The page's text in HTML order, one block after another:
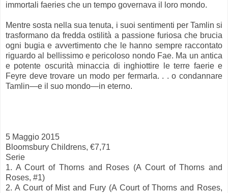
immortali faeries che un tempo governava il loro mondo.
Mentre sosta nella sua tenuta, i suoi sentimenti per Tamlin si
trasformano da fredda ostilità a passione furiosa che brucia
ogni bugia e avvertimento che le hanno sempre raccontato
riguardo al bellissimo e pericoloso nondo Fae. Ma un antica
e potente oscurità minaccia di inghiottire le terre faerie e
Feyre deve trovare un modo per fermarla. . . o condannare
Tamlin—e il suo mondo—in eterno.
5 Maggio 2015
Bloomsbury Childrens, €7,71
Serie
1. A Court of Thorns and Roses (A Court of Thorns and
Roses, #1)
2. A Court of Mist and Fury (A Court of Thorns and Roses,